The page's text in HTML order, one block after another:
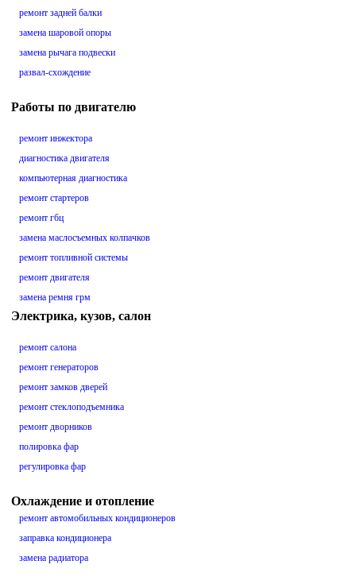
ремонт задней балки
замена шаровой опоры
замена рычага подвески
развал-схождение
Работы по двигателю
ремонт инжектора
диагностика двигателя
компьютерная диагностика
ремонт стартеров
ремонт гбц
замена маслосъемных колпачков
ремонт топливной системы
ремонт двигателя
замена ремня грм
Электрика, кузов, салон
ремонт салона
ремонт генераторов
ремонт замков дверей
ремонт стеклоподъемника
ремонт дворников
полировка фар
регулировка фар
Охлаждение и отопление
ремонт автомобильных кондиционеров
заправка кондиционера
замена радиатора